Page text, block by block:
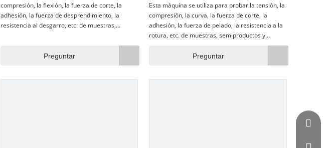
compresión, la flexión, la fuerza de corte, la
adhesión, la fuerza de desprendimiento, la
resistencia al desgarro, etc. de muestras,
campo del caucho, plástico, metal, nailon, tela,
papel, aviación, embalaje, arquitectura,
electrodomésticos, automóvil, etc., que son las
Preguntar
Esta máquina se utiliza para probar la tensión, la
compresión, la curva, la fuerza de corte, la
adhesión, la fuerza de pelado, la resistencia a la
rotura, etc. de muestras, semiproductos y
productos terminados en el campo de caucho,
plástico, metal, nylon, tela, papel, papel, Aviación,
Preguntar